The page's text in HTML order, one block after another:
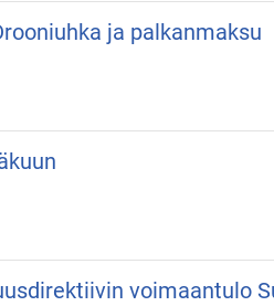
ja palkanmaksu
voimaantulo